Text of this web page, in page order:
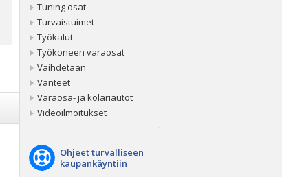
Tuning osat
Turvaistuimet
Työkalut
Työkoneen varaosat
Vaihdetaan
Vanteet
Varaosa- ja kolariautot
Videoilmoitukset
Ohjeet turvalliseen
kaupankäyntiin